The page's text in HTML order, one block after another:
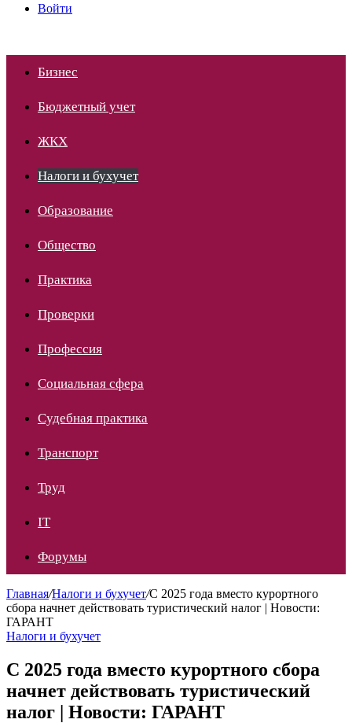
Войти
Бизнес
Бюджетный учет
ЖКХ
Налоги и бухучет
Образование
Общество
Практика
Проверки
Профессия
Социальная сфера
Судебная практика
Транспорт
Труд
IT
Форумы
Главная/Налоги и бухучет/С 2025 года вместо курортного
сбора начнет действовать туристический налог | Новости:
ГАРАНТ
Налоги и бухучет
С 2025 года вместо курортного сбора
начнет действовать туристический
налог | Новости: ГАРАНТ